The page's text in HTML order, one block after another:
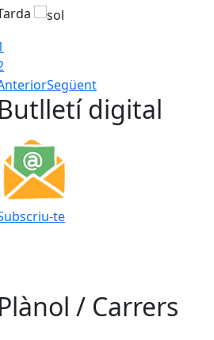
Següent
Butlletí digital
te
Plànol / Carrers